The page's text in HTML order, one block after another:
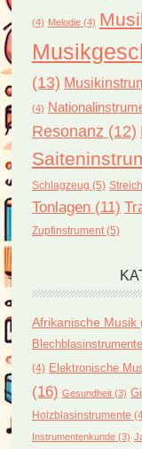
(4) Melodie(4)
(13)
(4)
Resonanz (12)
Schlagzeug (5)
Tonlagen(11)
Zupfinstrument(5)
Afrikanische Musik
Blechblasinstrumente
(4) Elektronische
(16) Gesundheit(3)
Holzblasinstrumente
Instrumentenkunde(3)